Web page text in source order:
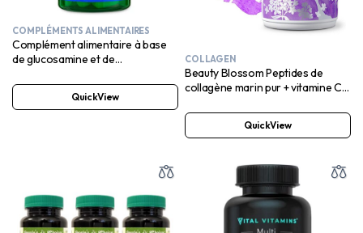
COMPLÉMENTS ALIMENTAIRES
Complément alimentaire à base
de glucosamine et de
Spring Valley, 40 comprimés
QuickView
COLLAGEN
Beauty Blossom Peptides de
collagène marin pur + vitamine C,
portions SANS SUCRE AJOUTÉ
Arôme mûre lilasQuickView